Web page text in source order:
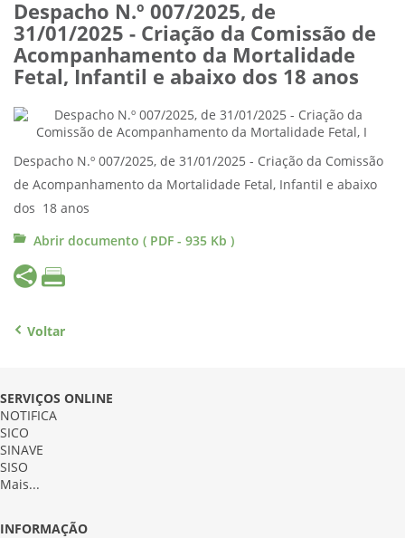
Despacho N.º 007/2025, de
31/01/2025 - Criação da Comissão de
Acompanhamento da Mortalidade
Fetal, Infantil e abaixo dos 18 anos
Despacho N.º 007/2025, de 31/01/2025 - Criação da Comissão
de Acompanhamento da Mortalidade Fetal, Infantil e abaixo
dos 18 anos
Abrir documento ( PDF - 935 Kb )
Voltar
SERVIÇOS ONLINE
NOTIFICA
SICO
SINAVE
SISO
Mais...
INFORMAÇÃO